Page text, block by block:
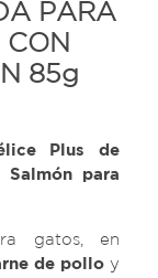
PARA
CON
85g
Plus de
para
gatos, en
de pollo y